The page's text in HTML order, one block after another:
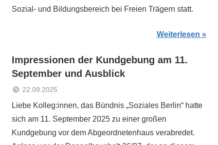
Sozial- und Bildungsbereich bei Freien Trägern statt.
Weiterlesen
Impressionen der Kundgebung am 11.
September und Ausblick
22.09.2025
Sabrina
Aktuelles
Liebe Kolleg:innen, das Bündnis „Soziales Berlin“ hatte
sich am 11. September 2025 zu einer großen
Kundgebung vor dem Abgeordnetenhaus verabredet.